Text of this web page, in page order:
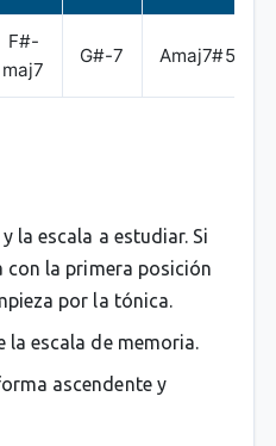
F#-
maj7
G#-7 Amaj7#5
la escala a estudiar. Si
con la primera posición
por la tónica.
la escala de memoria.
ascendente y